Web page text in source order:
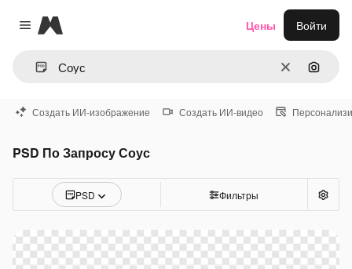
Close menu
Magnific
ОчиститьПоиск
Цены Войти
Создать ИИ-изображение Создать ИИ-видео
PSD По Запросу Соус
PSD Фильтры